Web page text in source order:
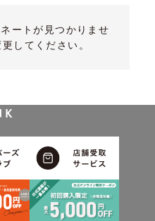
ートが見つかりませ
してください。